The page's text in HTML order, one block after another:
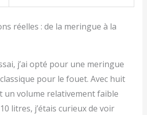
réelles : de la meringue à la
j’ai opté pour une meringue
pour le fouet. Avec huit
un volume relativement faible
litres, j’étais curieux de voir